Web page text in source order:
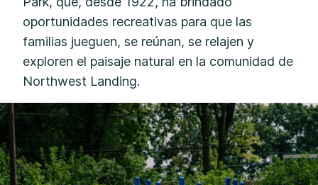
oportunidades recreativas para que las
familias jueguen, se reúnan, se relajen y
exploren el paisaje natural en la comunidad de
Northwest Landing.